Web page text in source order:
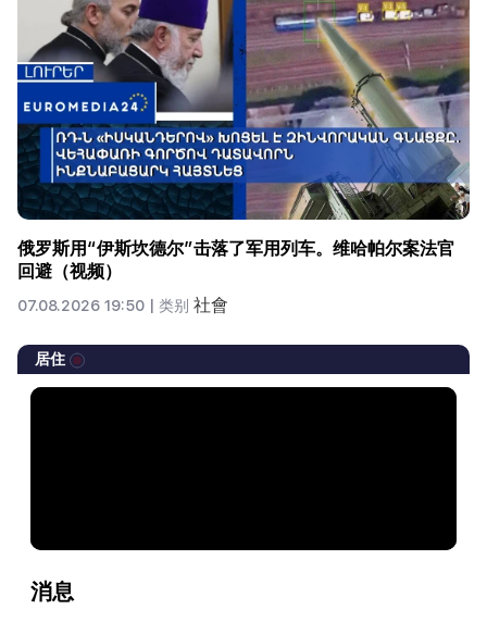
俄罗斯用“伊斯坎德尔”击落了军用列车。维哈帕尔案法官
回避（视频）
07.08.2026 19:50 | 类别 社會
居住
消息